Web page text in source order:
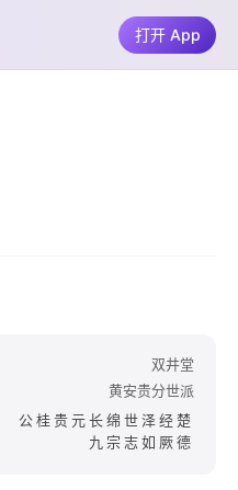
双井堂
黄安贵分世派
公桂贵元长绵世泽经楚
九宗志如厥德
打开 App